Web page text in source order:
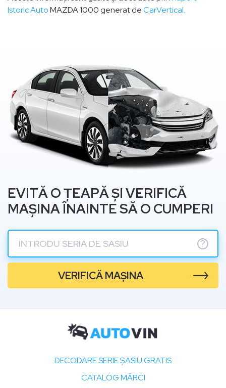
Istoric AutoMAZDA 1000 generat deCarVertical.
EVITĂ O ȚEAPĂ ȘI VERIFICĂ
MAȘINA ÎNAINTE SĂ O CUMPERI
?
VERIFICĂ MAȘINA
DECODARE SERIE ȘASIU GRATIS
CATALOG MĂRCI